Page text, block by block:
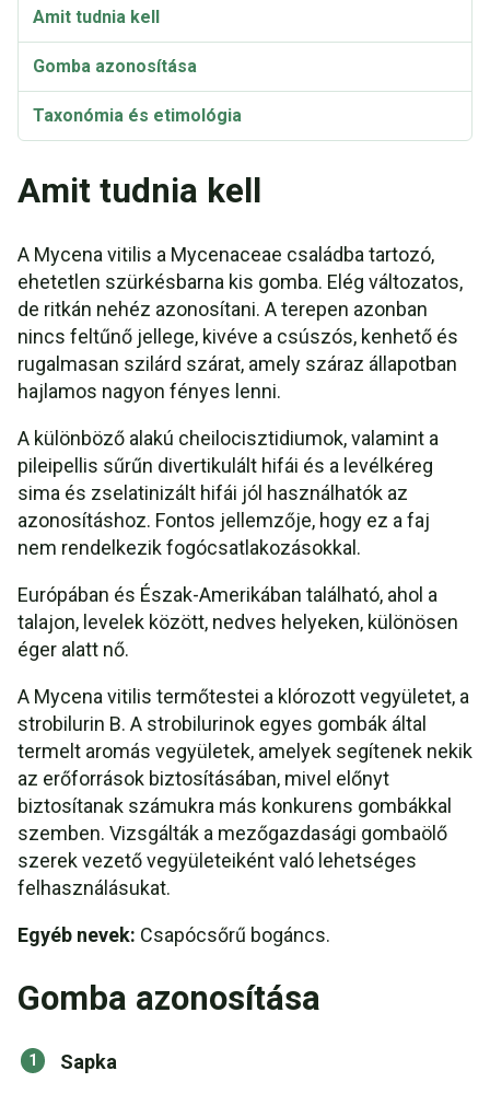
Amit tudnia kell
Gomba azonosítása
Taxonómia és etimológia
Amit tudnia kell
A Mycena vitilis a Mycenaceae családba tartozó,
ehetetlen szürkésbarna kis gomba. Elég változatos,
de ritkán nehéz azonosítani. A terepen azonban
nincs feltűnő jellege, kivéve a csúszós, kenhető és
rugalmasan szilárd szárat, amely száraz állapotban
hajlamos nagyon fényes lenni.
A különböző alakú cheilocisztidiumok, valamint a
pileipellis sűrűn divertikulált hifái és a levélkéreg
sima és zselatinizált hifái jól használhatók az
azonosításhoz. Fontos jellemzője, hogy ez a faj
nem rendelkezik fogócsatlakozásokkal.
Európában és Észak-Amerikában található, ahol a
talajon, levelek között, nedves helyeken, különösen
éger alatt nő.
A Mycena vitilis termőtestei a klórozott vegyületet, a
strobilurin B. A strobilurinok egyes gombák által
termelt aromás vegyületek, amelyek segítenek nekik
az erőforrások biztosításában, mivel előnyt
biztosítanak számukra más konkurens gombákkal
szemben. Vizsgálták a mezőgazdasági gombaölő
szerek vezető vegyületeiként való lehetséges
felhasználásukat.
Egyéb nevek: Csapócsőrű bogáncs.
Gomba azonosítása
Sapka